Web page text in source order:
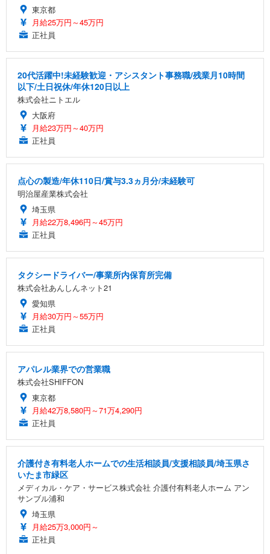
東京都
月給25万円～45万円
正社員
20代活躍中!未経験歓迎・アシスタント事務職/残業月10時間
以下/土日祝休/年休120日以上
株式会社ニトエル
大阪府
月給23万円～40万円
正社員
点心の製造/年休110日/賞与3.3ヵ月分/未経験可
明治屋産業株式会社
埼玉県
月給22万8,496円～45万円
正社員
タクシードライバー/事業所内保育所完備
株式会社あんしんネット21
愛知県
月給30万円～55万円
正社員
アパレル業界での営業職
株式会社SHIFFON
東京都
月給42万8,580円～71万4,290円
正社員
介護付き有料老人ホームでの生活相談員/支援相談員/埼玉県さ
いたま市緑区
メディカル・ケア・サービス株式会社 介護付有料老人ホーム アン
サンブル浦和
埼玉県
月給25万3,000円～
正社員